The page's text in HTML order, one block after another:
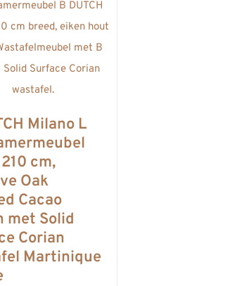
meerdere
variaties.
Deze
optie
kan
gekozen
worden
op
de
productpagina
Milano L
cm,
Oak
Cacao
met Solid
Corian
Martinique